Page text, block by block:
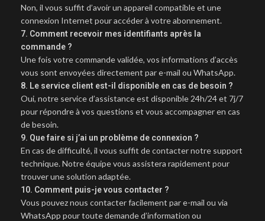
Non, il vous suffit d’avoir un appareil compatible et une
connexion Internet pour accéder à votre abonnement.
7. Comment recevoir mes identifiants après la
commande ?
Une fois votre commande validée, vos informations d’accès
vous sont envoyées directement par e-mail ou WhatsApp.
8. Le service client est-il disponible en cas de besoin ?
Oui, notre service d’assistance est disponible 24h/24 et 7j/7
pour répondre à vos questions et vous accompagner en cas
de besoin.
9. Que faire si j’ai un problème de connexion ?
En cas de difficulté, il vous suffit de contacter notre support
technique. Notre équipe vous assistera rapidement pour
trouver une solution adaptée.
10. Comment puis-je vous contacter ?
Vous pouvez nous contacter facilement par e-mail ou via
WhatsApp pour toute demande d’information ou